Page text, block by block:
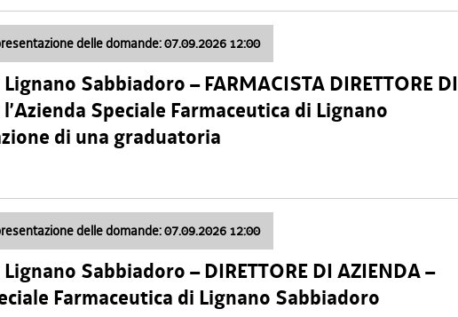
delle domande: 07.09.2026 12:00
Sabbiadoro – FARMACISTA DIRETTORE DI
Speciale Farmaceutica di Lignano
di una graduatoria
delle domande: 07.09.2026 12:00
Sabbiadoro – DIRETTORE DI AZIENDA –
Farmaceutica di Lignano Sabbiadoro